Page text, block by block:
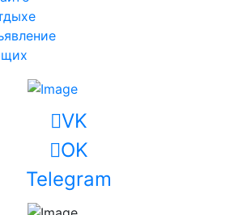
VK
OK
Telegram